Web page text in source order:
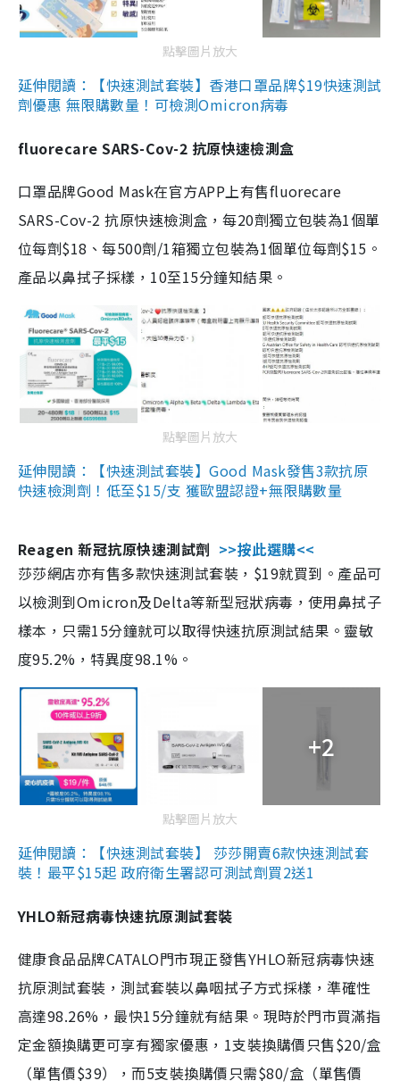
點擊圖片放大
延伸閱讀：【快速測試套裝】香港口罩品牌$19快速測試
劑優惠 無限購數量！可檢測Omicron病毒
fluorecare SARS-Cov-2 抗原快速檢測盒
口罩品牌Good Mask在官方APP上有售fluorecare
SARS-Cov-2 抗原快速檢測盒，每20劑獨立包裝為1個單
位每劑$18、每500劑/1箱獨立包裝為1個單位每劑$15。
產品以鼻拭子採樣，10至15分鐘知結果。
點擊圖片放大
延伸閱讀：【快速測試套裝】Good Mask發售3款抗原
快速檢測劑！低至$15/支 獲歐盟認證+無限購數量
Reagen 新冠抗原快速測試劑 >>按此選購<<
莎莎網店亦有售多款快速測試套裝，$19就買到。產品可
以檢測到Omicron及Delta等新型冠狀病毒，使用鼻拭子
樣本，只需15分鐘就可以取得快速抗原測試結果。靈敏
度95.2%，特異度98.1%。
+2
點擊圖片放大
延伸閱讀：【快速測試套裝】 莎莎開賣6款快速測試套
裝！最平$15起 政府衛生署認可測試劑買2送1
YHLO新冠病毒快速抗原測試套裝
健康食品品牌CATALO門市現正發售YHLO新冠病毒快速
抗原測試套裝，測試套裝以鼻咽拭子方式採樣，準確性
高達98.26%，最快15分鐘就有結果。現時於門市買滿指
定金額換購更可享有獨家優惠，1支裝換購價只售$20/盒
（單售價$39），而5支裝換購價只需$80/盒（單售價